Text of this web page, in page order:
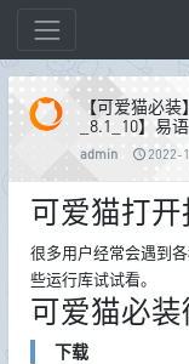
【可爱猫必
_8.1_10】易
admin 2022-
可爱猫打开
很多用户经常会遇到
些运行库试试看。
可爱猫必
下载